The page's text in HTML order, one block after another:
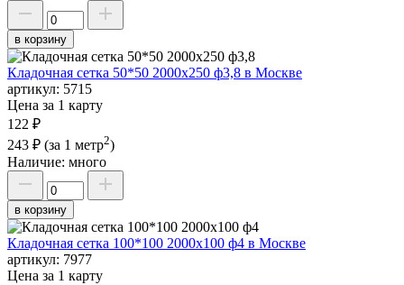
в корзину
Кладочная сетка 50*50 2000х250 ф3,8 в Москве
артикул: 5715
Цена за 1 карту
122 ₽
243 ₽ (за 1 метр2)
Наличие: много
в корзину
Кладочная сетка 100*100 2000х100 ф4 в Москве
артикул: 7977
Цена за 1 карту